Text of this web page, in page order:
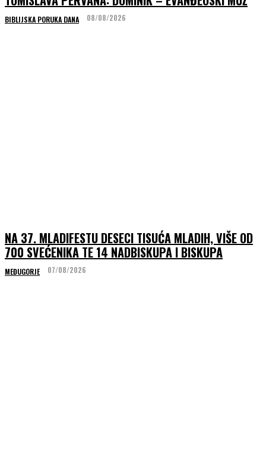
BIBLIJSKA PORUKA DANA 08/08/2026
NA 37. MLADIFESTU DESECI TISUĆA MLADIH, VIŠE OD
700 SVEĆENIKA TE 14 NADBISKUPA I BISKUPA
MEĐUGORJE 07/08/2026